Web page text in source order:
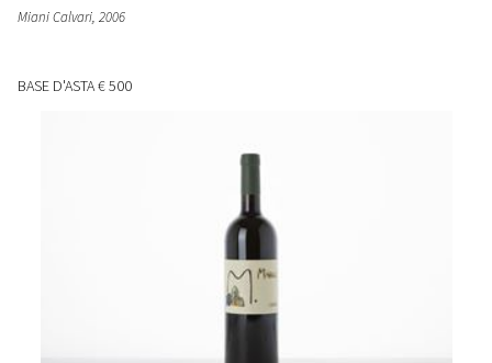
Miani Calvari, 2006
BASE D'ASTA€ 500